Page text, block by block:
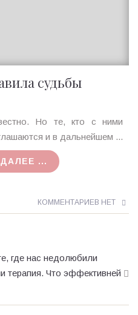
судьбы
Но те, кто с ними
и в дальнейшем ...
...
КОММЕНТАРИЕВ НЕТ
где нас недолюбили
терапия. Что эффективней